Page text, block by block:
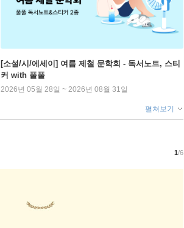
[소설/시/에세이] 여름 제철 문학회 - 독서노트, 스티
커 with 풀풀
2026년 05월 28일 ~ 2026년 08월 31일
펼쳐보기
1/6